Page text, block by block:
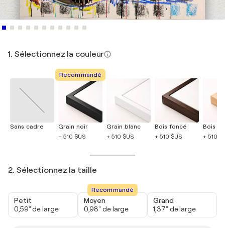
1. Sélectionnez la couleur
Sans cadre
Recommandé
Grain noir
+ 510 $US
Grain blanc
+ 510 $US
Bois foncé
+ 510 $US
Bois
+ 510
2. Sélectionnez la taille
Petit
0,59" de large
Recommandé
Moyen
0,98" de large
Grand
1,37" de large